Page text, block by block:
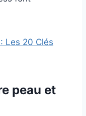
Les 20 Clés
peau et